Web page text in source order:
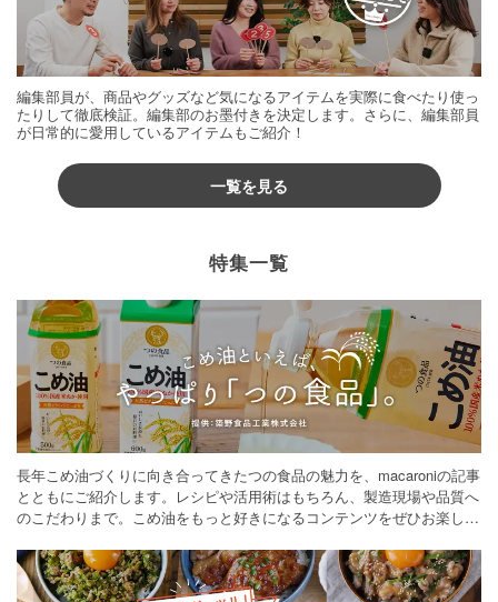
編集部員が、商品やグッズなど気になるアイテムを実際に食べたり使っ
たりして徹底検証。編集部のお墨付きを決定します。さらに、編集部員
が日常的に愛用しているアイテムもご紹介！
一覧を見る
特集一覧
長年こめ油づくりに向き合ってきたつの食品の魅力を、macaroniの記事
とともにご紹介します。レシピや活用術はもちろん、製造現場や品質へ
のこだわりまで。こめ油をもっと好きになるコンテンツをぜひお楽しみ